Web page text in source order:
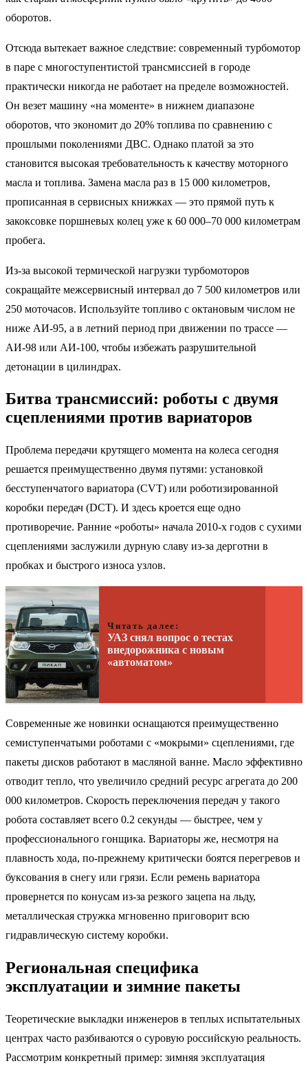
оборотов.
Отсюда вытекает важное следствие: современный турбомотор
в паре с многоступентистой трансмиссией в городе
практически никогда не работает на пределе возможностей.
Он везет машину «на моменте» в нижнем диапазоне
оборотов, что экономит до 20% топлива по сравнению с
прошлыми поколениями ДВС. Однако платой за это
становится высокая требовательность к качеству моторного
масла и топлива. Замена масла раз в 15 000 километров,
прописанная в сервисных книжках — это прямой путь к
закоксовке поршневых колец уже к 60 000–70 000 километрам
пробега.
Из-за высокой термической нагрузки турбомоторов
сокращайте межсервисный интервал до 7 500 километров или
250 моточасов. Используйте топливо с октановым числом не
ниже АИ-95, а в летний период при движении по трассе —
АИ-98 или АИ-100, чтобы избежать разрушительной
детонации в цилиндрах.
Битва трансмиссий: роботы с двумя
сцеплениями против вариаторов
Проблема передачи крутящего момента на колеса сегодня
решается преимущественно двумя путями: установкой
бесступенчатого вариатора (CVT) или роботизированной
коробки передач (DCT). И здесь кроется еще одно
противоречие. Ранние «роботы» начала 2010-х годов с сухими
сцеплениями заслужили дурную славу из-за дерготни в
пробках и быстрого износа узлов.
Читать далее:
УАЗ снял вопрос о тестах
внедорожника с новым
«автоматом»
Современные же новинки оснащаются преимущественно
семиступенчатыми роботами с «мокрыми» сцеплениями, где
пакеты дисков работают в масляной ванне. Масло эффективно
отводит тепло, что увеличило средний ресурс агрегата до 200
000 километров. Скорость переключения передач у такого
робота составляет всего 0.2 секунды — быстрее, чем у
профессионального гонщика. Вариаторы же, несмотря на
плавность хода, по-прежнему критически боятся перегревов и
буксования в снегу или грязи. Если ремень вариатора
провернется по конусам из-за резкого зацепа на льду,
металлическая стружка мгновенно приговорит всю
гидравлическую систему коробки.
Региональная специфика
эксплуатации и зимние пакеты
Теоретические выкладки инженеров в теплых испытательных
центрах часто разбиваются о суровую российскую реальность.
Рассмотрим конкретный пример: зимняя эксплуатация